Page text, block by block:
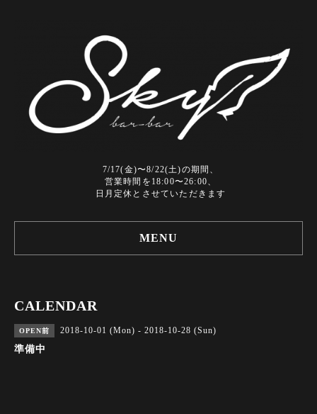
7/17(金)〜8/22(土)の期間、
営業時間を18:00〜26:00、
日月定休とさせていただきます
MENU
CALENDAR
OPEN前 2018-10-01 (Mon) - 2018-10-28 (Sun)
準備中